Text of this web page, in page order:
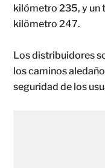
kilómetro 235, y un
kilómetro 247.
Los distribuidores
los caminos
seguridad de los